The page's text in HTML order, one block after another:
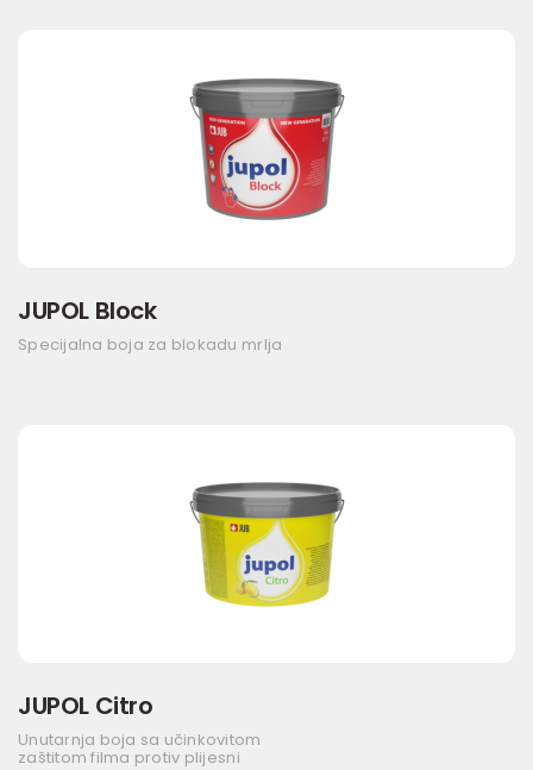
JUPOL Block
Specijalna boja za blokadu mrlja
JUPOL Citro
Unutarnja boja sa učinkovitom
zaštitom filma protiv plijesni